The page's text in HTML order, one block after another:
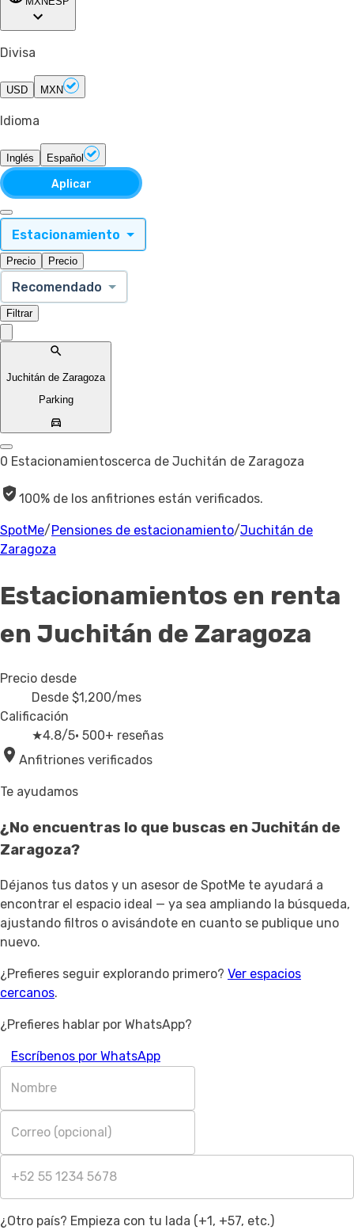
Divisa
USD MXN
Idioma
Inglés Español
Aplicar
Estacionamiento
Precio Precio
Recomendado
Filtrar
Juchitán de Zaragoza
Parking
0 Estacionamientoscerca de Juchitán de Zaragoza
100% de los anfitriones están verificados.
SpotMe/ Pensiones de estacionamiento/Juchitán de
Zaragoza
Estacionamientos en renta
en Juchitán de Zaragoza
Precio desde
Desde $1,200/mes
Calificación
★4.8/5· 500+ reseñas
Anfitriones verificados
Te ayudamos
¿No encuentras lo que buscas en Juchitán de
Zaragoza?
Déjanos tus datos y un asesor de SpotMe te ayudará a
encontrar el espacio ideal — ya sea ampliando la búsqueda,
ajustando filtros o avisándote en cuanto se publique uno
nuevo.
¿Prefieres seguir explorando primero? Ver espacios
cercanos.
¿Prefieres hablar por WhatsApp?
Escríbenos por WhatsApp
¿Otro país? Empieza con tu lada (+1, +57, etc.)